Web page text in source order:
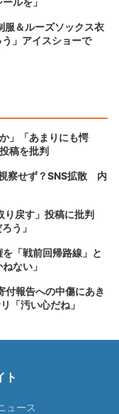
服＆ルーズソックス衣
」アイスショーで
」「あまりにも愕
稿を批判
察せず？SNS拡散 内
り戻す」投稿に批判
う」
「戦前回帰路線」と
ない」
報告への中傷にあき
「汚い心だね」
ト
ュース